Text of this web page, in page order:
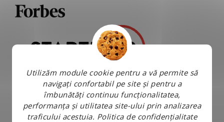
Utilizăm module cookie pentru a vă permite să
navigați confortabil pe site și pentru a
îmbunătăți continuu funcționalitatea,
performanța și utilitatea site-ului prin analizarea
traficului acestuia. Politica de confidențialitate